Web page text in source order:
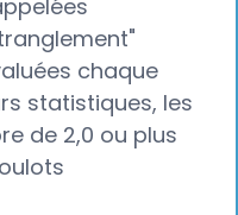
chaque
statistiques, les
de 2,0 ou plus